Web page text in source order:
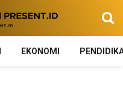
EKONOMI